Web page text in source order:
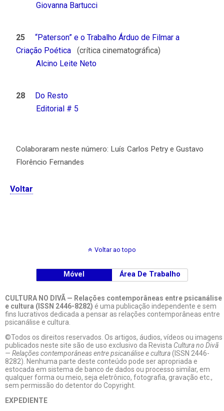
Giovanna Bartucci
25
“Paterson” e o Trabalho Árduo de Filmar a
Criação Poética (crítica cinematográfica)
Alcino Leite Neto
28
Do Resto
Editorial # 5
Colaboraram neste número: Luís Carlos Petry e Gustavo
Florêncio Fernandes
Voltar
Voltar ao topo
Móvel Área De Trabalho
CULTURA NO DIVÃ — Relações contemporâneas entre psicanálise
e cultura (ISSN 2446-8282) é uma publicação independente e sem
fins lucrativos dedicada a pensar as relações contemporâneas entre
psicanálise e cultura.
©Todos os direitos reservados. Os artigos, áudios, vídeos ou imagens
publicados neste site são de uso exclusivo da Revista Cultura no Divã
— Relações contemporâneas entre psicanálise e cultura(ISSN 2446-
8282). Nenhuma parte deste conteúdo pode ser apropriada e
estocada em sistema de banco de dados ou processo similar, em
qualquer forma ou meio, seja eletrônico, fotografia, gravação etc.,
sem permissão do detentor do Copyright.
EXPEDIENTE